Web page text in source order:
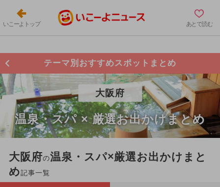
いこーよトップ あとで読む
テーマ別おすすめスポットまとめ
大阪府
温泉・スパ × 厳選お出かけまとめ
大阪府の温泉・スパ×厳選お出かけまと
め記事一覧